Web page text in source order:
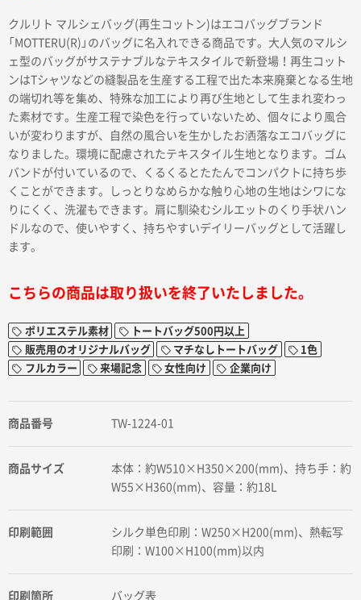
クルリト マルシェバッグ(再生コットン)はエコバッグブランド
「MOTTERU(R)」のバッグに名入れできる商品です。大人気のマルシ
ェ型のバッグがサステナブルなテキスタイルで新登場！再生コット
ンはTシャツなどの縫製品を生産する工程で出た本来廃棄となる生地
の端切れ等を集め、特殊な加工により再び生地として生まれ変わっ
た素材です。生産工程で染色を行っていないため、個々により風合
いが変わりますが、自然の風合いを生かしたお洒落なエコバッグに
なりました。環境に配慮されたテキスタイル生地となります。ゴム
バンドが付いているので、くるくるとたたんでコンパクトに持ち歩
くことができます。しっとりなめらかな触り心地の生地はシワにな
りにくく、洗濯もできます。肩に馴染むシルエットのくり手状ハン
ドルなので、使いやすく、持ちやすいデイリーバッグとして活躍し
ます。
こちらの商品は取り扱いを終了いたしました。
ポリエステル素材
トートバッグ500円以上
販売用のオリジナルバッグ
マチなしトートバッグ
1色
フルカラー
来場記念 女性向け 企業向け
商品番号 TW-1224-01
商品サイズ
本体：約W510×H350×200(mm)、持ち手：約
W55×H360(mm)、容量：約18L
印刷範囲
シルク単色印刷：W250×H200(mm)、熱転写
印刷：W100×H100(mm)以内
印刷箇所 バッグ表